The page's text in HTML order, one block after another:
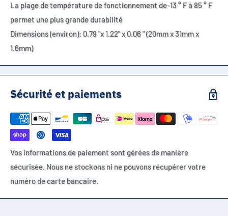
La plage de température de fonctionnement de-13 ° F à 85 ° F
permet une plus grande durabilité
Dimensions (environ): 0.79 "x 1.22" x 0.06 " (20mm x 31mm x
1.6mm)
Sécurité et paiements
Vos informations de paiement sont gérées de manière
sécurisée. Nous ne stockons ni ne pouvons récupérer votre
numéro de carte bancaire.